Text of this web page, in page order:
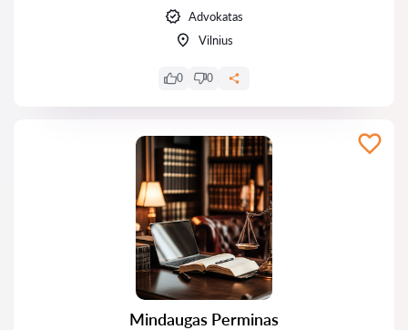
Advokatas
Vilnius
0 0
Mindaugas Perminas